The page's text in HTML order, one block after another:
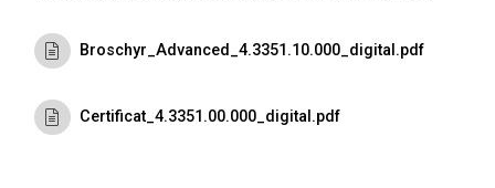
Broschyr_Advanced_4.3351.10.000_digital.pdf
Certificat_4.3351.00.000_digital.pdf